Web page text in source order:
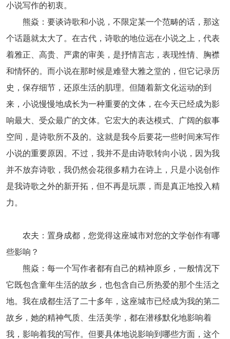
小说写作的初衷。
熊焱：要谈诗歌和小说，不限定某一个范畴的话，那这
个话题就太大了。在古代，诗歌的地位远在小说之上，代表
着雅正、高贵、严肃的审美，是抒情言志，表现性情、胸襟
和情怀的。而小说在那时候是难登大雅之堂的，但它记录历
史，保存细节，还原生活的肌理。但随着新文化运动的到
来，小说慢慢地成长为一种重要的文体，在今天已经成为影
响最大、受众最广的文体。它宏大的表达模式、广阔的叙事
空间，是诗歌所不及的。这就是我今后要花一些时间来写作
小说的重要原因。不过，我并不是由诗歌转向小说，因为我
并不放弃诗歌，我仍然会花很多精力在诗上，只是小说创作
是我诗歌之外的新开拓，但不再是玩票，而是真正地投入精
力。
农夫：置身成都，您觉得这座城市对您的文学创作有哪
些影响？
熊焱：每一个写作者都有自己的精神原乡，一般情况下
它既包含童年生活的故乡，也包含自己所热爱的那个生活之
地。我在成都生活了二十多年，这座城市已经成为我的第二
故乡，她的精神气质、生活美学，都在潜移默化地影响着
我，影响着我的写作。但要具体地说影响到哪些方面，这个